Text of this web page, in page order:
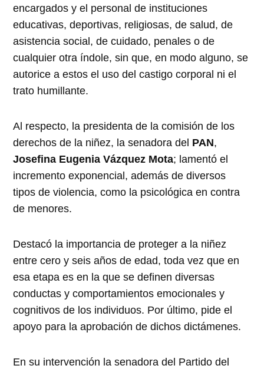
encargados y el personal de instituciones
educativas, deportivas, religiosas, de salud, de
asistencia social, de cuidado, penales o de
cualquier otra índole, sin que, en modo alguno, se
autorice a estos el uso del castigo corporal ni el
trato humillante.
Al respecto, la presidenta de la comisión de los
derechos de la niñez, la senadora del PAN,
Josefina Eugenia Vázquez Mota; lamentó el
incremento exponencial, además de diversos
tipos de violencia, como la psicológica en contra
de menores.
Destacó la importancia de proteger a la niñez
entre cero y seis años de edad, toda vez que en
esa etapa es en la que se definen diversas
conductas y comportamientos emocionales y
cognitivos de los individuos. Por último, pide el
apoyo para la aprobación de dichos dictámenes.
En su intervención la senadora del Partido del